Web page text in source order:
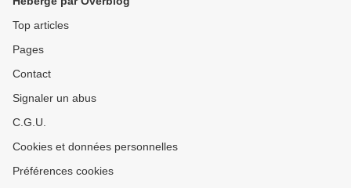
Top articles
Pages
Contact
Signaler un abus
C.G.U.
Cookies et données personnelles
Préférences cookies